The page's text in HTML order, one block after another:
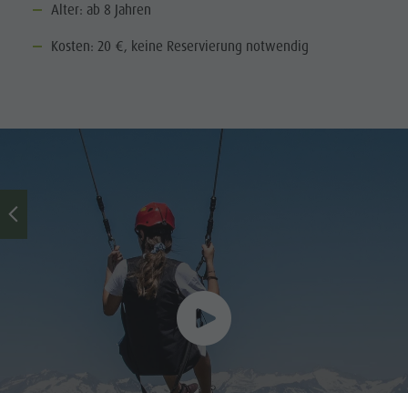
Alter: ab 8 Jahren
Kosten: 20 €, keine Reservierung notwendig